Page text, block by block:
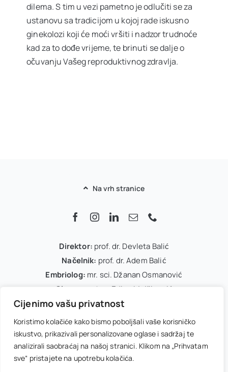
Cijenimo vašu privatnost
Koristimo kolačiće kako bismo poboljšali vaše korisničko
iskustvo, prikazivali personalizovane oglase i sadržaj te
analizirali saobraćaj na našoj stranici. Klikom na „Prihvatam
sve“ pristajete na upotrebu kolačića.
dilema. S tim u vezi pametno je odlučiti se za
ustanovu sa tradicijom u kojoj rade iskusno
ginekolozi koji će moći vršiti i nadzor trudnoće
kad za to dođe vrijeme, te brinuti se dalje o
očuvanju Vašeg reproduktivnog zdravlja.
Na vrh stranice
Direktor: prof. dr. Devleta Balić
Načelnik: prof. dr. Adem Balić
Embriolog: mr. sci. Džanan Osmanović
Glavna sestra:
Edina Mujčinović
IVF koordinator:Arnela Dedić
Office menadžer:
Melisa Kasumović
Uslovi korištenja Politika privatnosti